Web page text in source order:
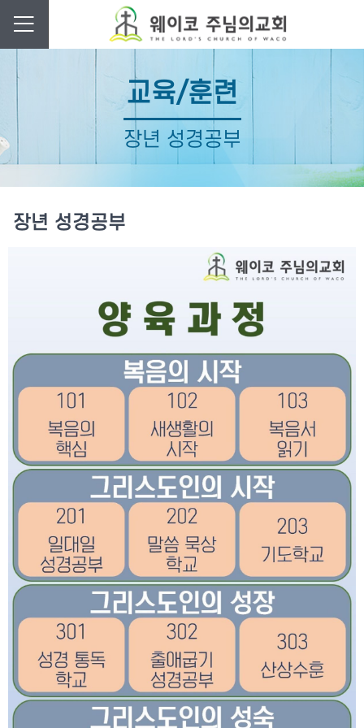
교육/훈련
장년 성경공부
장년 성경공부